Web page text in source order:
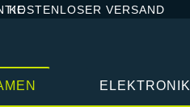
KOSTENLOSER VERSAND
ELEKTRONIK